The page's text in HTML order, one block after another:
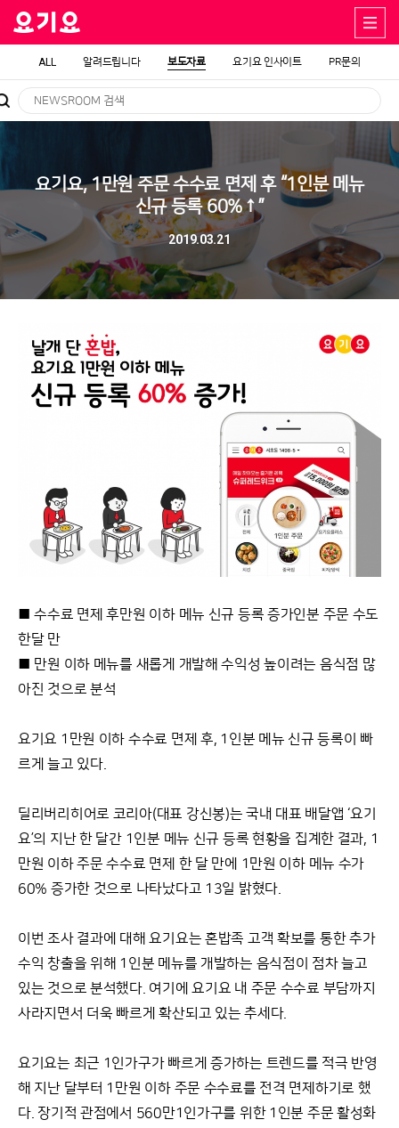
ALL 알려드립니다 보도자료 요기요 인사이트 PR문의
요기요, 1만원 주문 수수료 면제 후 “1인분 메뉴
신규 등록 60%↑”
2019.03.21
■ 수수료 면제 후만원 이하 메뉴 신규 등록 증가인분 주문 수도
한달 만
■ 만원 이하 메뉴를 새롭게 개발해 수익성 높이려는 음식점 많
아진 것으로 분석
요기요 1만원 이하 수수료 면제 후, 1인분 메뉴 신규 등록이 빠
르게 늘고 있다.
딜리버리히어로 코리아(대표 강신봉)는 국내 대표 배달앱 ‘요기
요’의 지난 한 달간 1인분 메뉴 신규 등록 현황을 집계한 결과, 1
만원 이하 주문 수수료 면제 한 달 만에 1만원 이하 메뉴 수가
60% 증가한 것으로 나타났다고 13일 밝혔다.
이번 조사 결과에 대해 요기요는 혼밥족 고객 확보를 통한 추가
수익 창출을 위해 1인분 메뉴를 개발하는 음식점이 점차 늘고
있는 것으로 분석했다. 여기에 요기요 내 주문 수수료 부담까지
사라지면서 더욱 빠르게 확산되고 있는 추세다.
요기요는 최근 1인가구가 빠르게 증가하는 트렌드를 적극 반영
해 지난 달부터 1만원 이하 주문 수수료를 전격 면제하기로 했
다. 장기적 관점에서 560만1인가구를 위한 1인분 주문 활성화